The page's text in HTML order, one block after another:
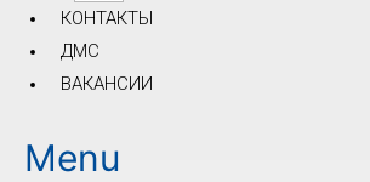
КОНТАКТЫ
ДМС
ВАКАНСИИ
Menu